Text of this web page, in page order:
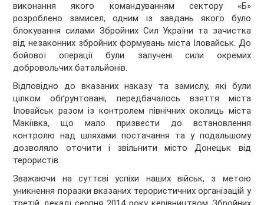
виконання якого командуванням сектору «Б»
розроблено замисел, одним із завдань якого було
блокування силами Збройних Сил України та зачистка
від незаконних збройних формувань міста Іловайськ. До
бойової операції були залучені сили окремих
добровольчих батальйонів.
Відповідно до вказаних наказу та замислу, які були
цілком обґрунтовані, передбачалось взяття міста
Іловайськ разом із контролем північних околиць міста
Макіївка, що мало призвести до встановлення
контролю над шляхами постачання та у подальшому
дозволяло оточити і звільнити місто Донецьк від
терористів.
Зважаючи на суттєві успіхи наших військ, з метою
уникнення поразки вказаних терористичних організацій у